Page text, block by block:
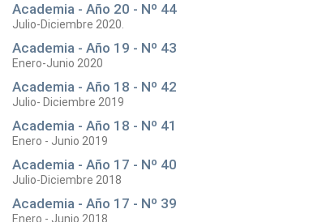
Academia - Año 20 - Nº 44
Julio-Diciembre 2020.
Academia - Año 19 - Nº 43
Enero-Junio 2020
Academia - Año 18 - Nº 42
Julio- Diciembre 2019
Academia - Año 18 - Nº 41
Enero - Junio 2019
Academia - Año 17 - Nº 40
Julio-Diciembre 2018
Academia - Año 17 - Nº 39
Enero - Junio 2018